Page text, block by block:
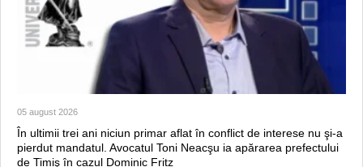
05 august 2026
În ultimii trei ani niciun primar aflat în conflict de interese nu şi-a
pierdut mandatul. Avocatul Toni Neacşu ia apărarea prefectului
de Timiş în cazul Dominic Fritz